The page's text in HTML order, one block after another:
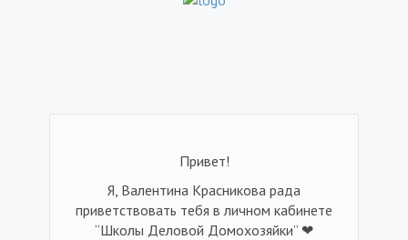
Привет!
Я, Валентина Красникова рада
приветствовать тебя в личном кабинете
“Школы Деловой Домохозяйки” ❤